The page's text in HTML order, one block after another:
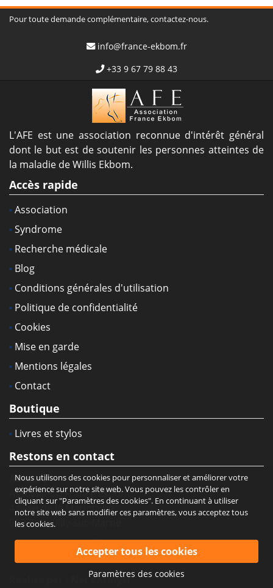
Pour toute demande complémentaire, contactez-nous.
info@france-ekbom.fr
+33 9 67 79 88 43
L'AFE est une association reconnue d'intérêt général
dont le but est de soutenir les personnes atteintes de
la maladie de Willis Ekbom.
Accès rapide
Association
Syndrome
Recherche médicale
Blog
Conditions générales d'utilisation
Politique de confidentialité
Cookies
Mise en garde
Mentions légales
Contact
Boutique
Livres et stylos
Restons en contact
Adresse :
Association France Ekbom
4 allée de la Marjolaine
93330 Neuilly-sur-Marne
Net Catalyst
Nous utilisons des cookies pour personnaliser et améliorer votre
expérience sur notre site web. Vous pouvez les contrôler en
cliquant sur "Paramètres des cookies". En continuant à utiliser
notre site web sans modifier ces paramètres, vous acceptez tous
les cookies.
Paramètres des cookies